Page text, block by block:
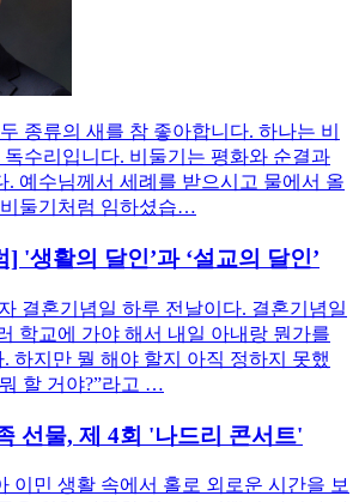
종류의 새를 참 좋아합니다. 하나는 비
수리입니다. 비둘기는 평화와 순결과
. 예수님께서 세례를 받으시고 물에서 올
둘기처럼 임하셨습…
'생활의 달인’과 ‘설교의 달인’
결혼기념일 하루 전날이다. 결혼기념일
학교에 가야 해서 내일 아내랑 뭔가를
하지만 뭘 해야 할지 아직 정하지 못했
할 거야?”라고 …
선물, 제 4회 '나드리 콘서트'
이민 생활 속에서 홀로 외로운 시간을 보